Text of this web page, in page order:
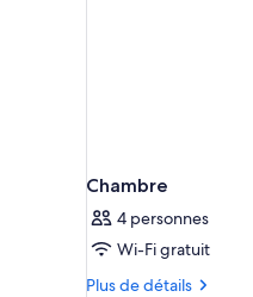
Chambre
4 personnes
Wi-Fi gratuit
Plus de détails
Plus